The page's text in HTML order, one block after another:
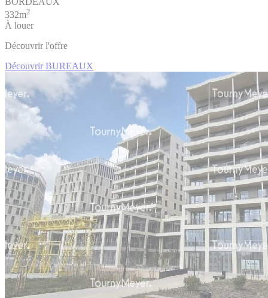
332m2
À louer
Découvrir l'offre
Découvrir BUREAUX